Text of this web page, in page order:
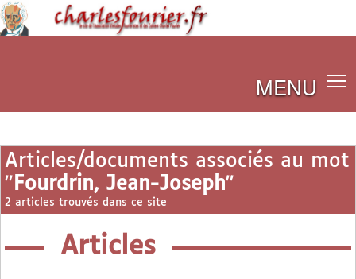
MENU
Articles/documents associés au mot
" Fourdrin, Jean-Joseph"
2 articles trouvés dans ce site
Articles